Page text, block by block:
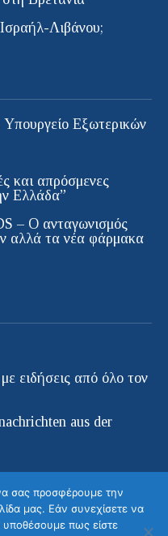
Λιβάνου;
Εξωτερικών
και απρόσμενες
Ελλάδα”
– Ο ανταγωνισμός
αλλά τα νέα φάρμακα
ειδήσεις από όλο τον
aus der
σας προσφέρουμε την
μας. Εάν συνεχίσετε να
υποθέσουμε πως είστε